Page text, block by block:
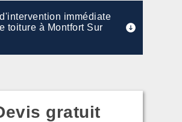
immédiate
toiture à Montfort Sur
gratuit